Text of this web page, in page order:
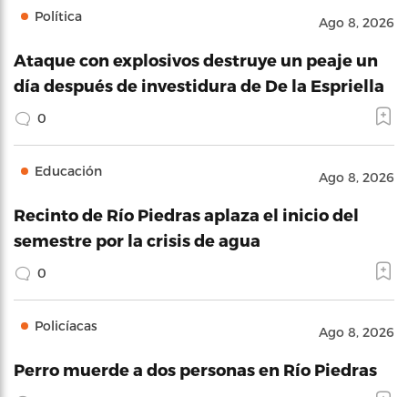
Política Ago 8, 2026
Ataque con explosivos destruye un peaje un
día después de investidura de De la Espriella
0
Educación Ago 8, 2026
Recinto de Río Piedras aplaza el inicio del
semestre por la crisis de agua
0
Policíacas Ago 8, 2026
Perro muerde a dos personas en Río Piedras